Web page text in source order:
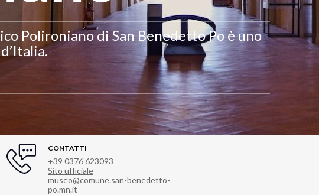
Polironiano di San Benedetto Po è uno
CONTATTI
+39 0376 623093
Sito ufficiale
museo@comune.san-benedetto-
po.mn.it